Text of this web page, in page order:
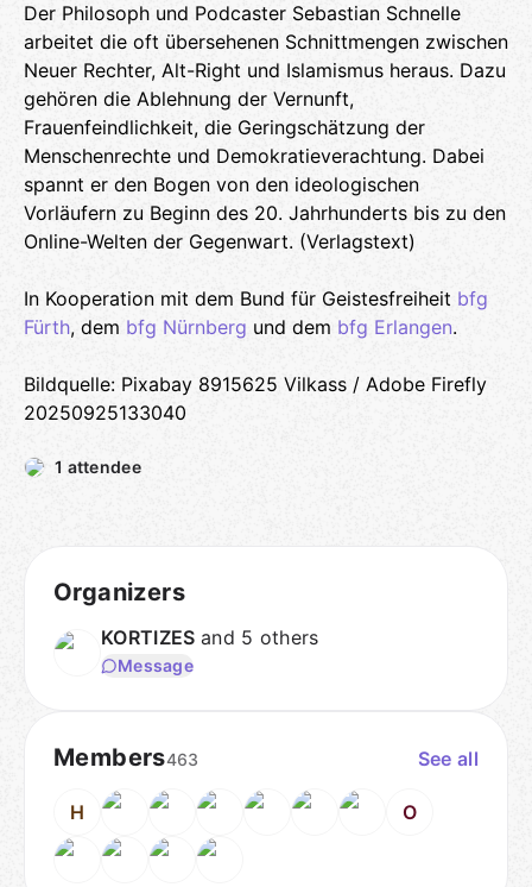
Der Philosoph und Podcaster Sebastian Schnelle
arbeitet die oft übersehenen Schnittmengen zwischen
Neuer Rechter, Alt-Right und Islamismus heraus. Dazu
gehören die Ablehnung der Vernunft,
Frauenfeindlichkeit, die Geringschätzung der
Menschenrechte und Demokratieverachtung. Dabei
spannt er den Bogen von den ideologischen
Vorläufern zu Beginn des 20. Jahrhunderts bis zu den
Online-Welten der Gegenwart. (Verlagstext)
In Kooperation mit dem Bund für Geistesfreiheit bfg
Fürth, dem bfg Nürnberg und dem bfg Erlangen.
Bildquelle: Pixabay 8915625 Vilkass / Adobe Firefly
20250925133040
1 attendee
Organizers
KORTIZES and 5 others
Message
Members463 See all
H O